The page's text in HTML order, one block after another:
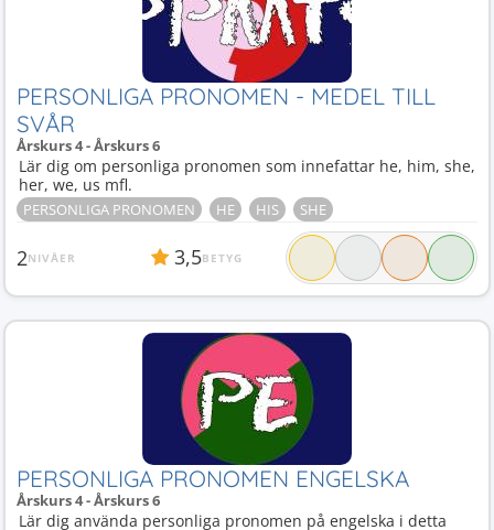
PERSONLIGA PRONOMEN - MEDEL TILL
SVÅR
Årskurs 4 - Årskurs 6
Lär dig om personliga pronomen som innefattar he, him, she,
her, we, us mfl.
PERSONLIGA PRONOMEN HE HIS SHE
2NIVÅER 3,5BETYG
PERSONLIGA PRONOMEN ENGELSKA
Årskurs 4 - Årskurs 6
Lär dig använda personliga pronomen på engelska i detta